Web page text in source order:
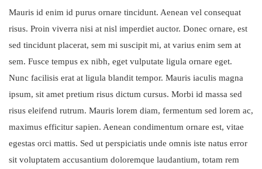
Mauris id enim id purus ornare tincidunt. Aenean vel consequat
risus. Proin viverra nisi at nisl imperdiet auctor. Donec ornare, est
sed tincidunt placerat, sem mi suscipit mi, at varius enim sem at
sem. Fusce tempus ex nibh, eget vulputate ligula ornare eget.
Nunc facilisis erat at ligula blandit tempor. Mauris iaculis magna
ipsum, sit amet pretium risus dictum cursus. Morbi id massa sed
risus eleifend rutrum. Mauris lorem diam, fermentum sed lorem ac,
maximus efficitur sapien. Aenean condimentum ornare est, vitae
egestas orci mattis. Sed ut perspiciatis unde omnis iste natus error
sit voluptatem accusantium doloremque laudantium, totam rem